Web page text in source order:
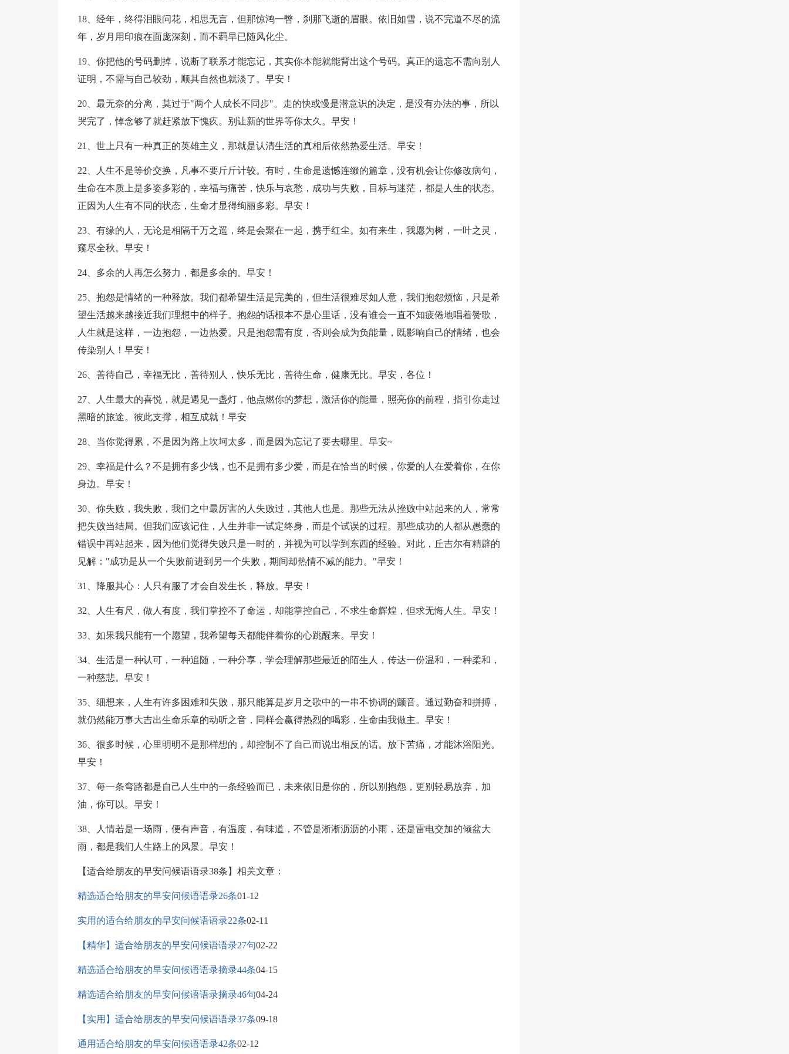
18、经年，终得泪眼问花，相思无言，但那惊鸿一瞥，刹那飞逝的眉眼。依旧如雪，说不完道不尽的流
年，岁月用印痕在面庞深刻，而不羁早已随风化尘。
19、你把他的号码删掉，说断了联系才能忘记，其实你本能就能背出这个号码。真正的遗忘不需向别人
证明，不需与自己较劲，顺其自然也就淡了。早安！
20、最无奈的分离，莫过于"两个人成长不同步"。走的快或慢是潜意识的决定，是没有办法的事，所以
哭完了，悼念够了就赶紧放下愧疚。别让新的世界等你太久。早安！
21、世上只有一种真正的英雄主义，那就是认清生活的真相后依然热爱生活。早安！
22、人生不是等价交换，凡事不要斤斤计较。有时，生命是遗憾连缀的篇章，没有机会让你修改病句，
生命在本质上是多姿多彩的，幸福与痛苦，快乐与哀愁，成功与失败，目标与迷茫，都是人生的状态。
正因为人生有不同的状态，生命才显得绚丽多彩。早安！
23、有缘的人，无论是相隔千万之遥，终是会聚在一起，携手红尘。如有来生，我愿为树，一叶之灵，
窥尽全秋。早安！
24、多余的人再怎么努力，都是多余的。早安！
25、抱怨是情绪的一种释放。我们都希望生活是完美的，但生活很难尽如人意，我们抱怨烦恼，只是希
望生活越来越接近我们理想中的样子。抱怨的话根本不是心里话，没有谁会一直不知疲倦地唱着赞歌，
人生就是这样，一边抱怨，一边热爱。只是抱怨需有度，否则会成为负能量，既影响自己的情绪，也会
传染别人！早安！
26、善待自己，幸福无比，善待别人，快乐无比，善待生命，健康无比。早安，各位！
27、人生最大的喜悦，就是遇见一盏灯，他点燃你的梦想，激活你的能量，照亮你的前程，指引你走过
黑暗的旅途。彼此支撑，相互成就！早安
28、当你觉得累，不是因为路上坎坷太多，而是因为忘记了要去哪里。早安~
29、幸福是什么？不是拥有多少钱，也不是拥有多少爱，而是在恰当的时候，你爱的人在爱着你，在你
身边。早安！
30、你失败，我失败，我们之中最厉害的人失败过，其他人也是。那些无法从挫败中站起来的人，常常
把失败当结局。但我们应该记住，人生并非一试定终身，而是个试误的过程。那些成功的人都从愚蠢的
错误中再站起来，因为他们觉得失败只是一时的，并视为可以学到东西的经验。对此，丘吉尔有精辟的
见解："成功是从一个失败前进到另一个失败，期间却热情不减的能力。"早安！
31、降服其心：人只有服了才会自发生长，释放。早安！
32、人生有尺，做人有度，我们掌控不了命运，却能掌控自己，不求生命辉煌，但求无悔人生。早安！
33、如果我只能有一个愿望，我希望每天都能伴着你的心跳醒来。早安！
34、生活是一种认可，一种追随，一种分享，学会理解那些最近的陌生人，传达一份温和，一种柔和，
一种慈悲。早安！
35、细想来，人生有许多困难和失败，那只能算是岁月之歌中的一串不协调的颤音。通过勤奋和拼搏，
就仍然能万事大吉出生命乐章的动听之音，同样会赢得热烈的喝彩，生命由我做主。早安！
36、很多时候，心里明明不是那样想的，却控制不了自己而说出相反的话。放下苦痛，才能沐浴阳光。
早安！
37、每一条弯路都是自己人生中的一条经验而已，未来依旧是你的，所以别抱怨，更别轻易放弃，加
油，你可以。早安！
38、人情若是一场雨，便有声音，有温度，有味道，不管是淅淅沥沥的小雨，还是雷电交加的倾盆大
雨，都是我们人生路上的风景。早安！
【适合给朋友的早安问候语语录38条】相关文章：
精选适合给朋友的早安问候语语录26条01-12
实用的适合给朋友的早安问候语语录22条02-11
【精华】适合给朋友的早安问候语语录27句02-22
精选适合给朋友的早安问候语语录摘录44条04-15
精选适合给朋友的早安问候语语录摘录46句04-24
【实用】适合给朋友的早安问候语语录37条09-18
通用适合给朋友的早安问候语语录42条02-12